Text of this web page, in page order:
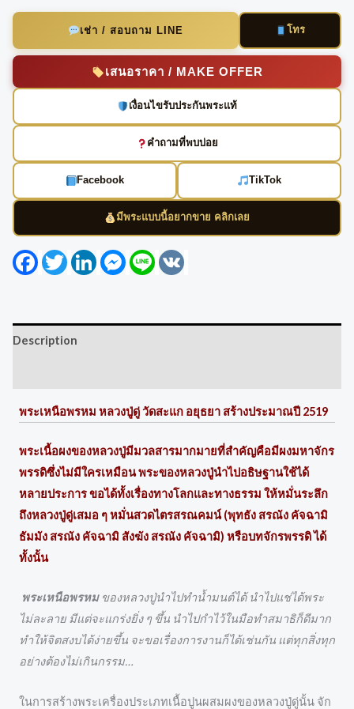
เช่า / สอบถาม LINE โทร
เสนอราคา / MAKE OFFER
เงื่อนไขรับประกันพระแท้
คำถามที่พบบ่อย
Facebook TikTok
มีพระแบบนี้อยากขาย คลิกเลย
FacebookTwitterLinkedInMessenger
Line
Description
พระเหนือพรหม หลวงปู่ดู่ วัดสะแก อยุธยา สร้างประมาณปี 2519
พระเนื้อผงของหลวงปู่มีมวลสารมากมายที่สำคัญคือมีผงมหาจักร
พรรดิซึ่งไม่มีใครเหมือน พระของหลวงปู่นำไปอธิษฐานใช้ได้
หลายประการ ขอได้ทั้งเรื่องทางโลกและทางธรรม ให้หมั่นระลึก
ถึงหลวงปู่ดู่เสมอ ๆ หมั่นสวดไตรสรณคมน์ (พุทธัง สรณัง คัจฉามิ
ธัมมัง สรณัง คัจฉามิ สังฆัง สรณัง คัจฉามิ) หรือบทจักรพรรดิ ได้
ทั้งนั้น
พระเหนือพรหมของหลวงปู่นำไปทำน้ำมนต์ได้ นำไปแช่ได้พระ
ไม่ละลาย มีแต่จะแกร่งยิ่ง ๆ ขึ้น นำไปกำไว้ในมือทำสมาธิก็ดีมาก
ทำให้จิตสงบได้ง่ายขึ้น จะขอเรื่องการงานก็ได้เช่นกัน แต่ทุกสิ่งทุก
อย่างต้องไม่เกินกรรม…
ในการสร้างพระเครื่องประเภทเนื้อปูนผสมผงของหลวงปู่ดู่นั้น จัก